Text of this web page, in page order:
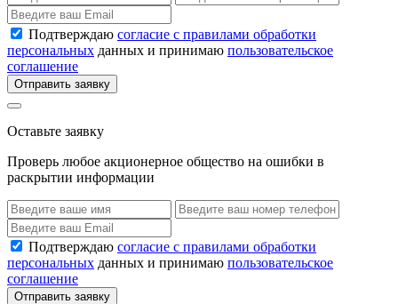
Подтверждаю согласие с правилами обработки
персональных данных и принимаю пользовательское
соглашение
Отправить заявку
Оставьте заявку
Проверь любое акционерное общество на ошибки в
раскрытии информации
Подтверждаю согласие с правилами обработки
персональных данных и принимаю пользовательское
соглашение
Отправить заявку